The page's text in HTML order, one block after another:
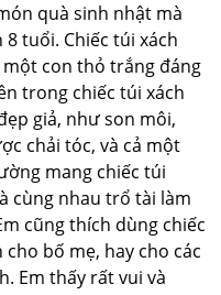
quà sinh nhật mà
tuổi. Chiếc túi xách
con thỏ trắng đáng
trong chiếc túi xách
giả, như son môi,
chải tóc, và cả một
mang chiếc túi
cùng nhau trổ tài làm
cũng thích dùng chiếc
bố mẹ, hay cho các
Em thấy rất vui và